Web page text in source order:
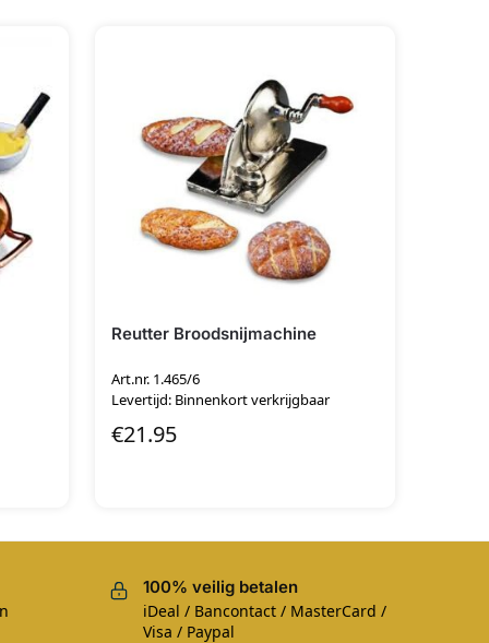
Reutter Broodsnijmachine
Art.nr. 1.465/6
Levertijd: Binnenkort verkrijgbaar
€21.95
100% veilig betalen
iDeal / Bancontact / MasterCard /
Visa / Paypal